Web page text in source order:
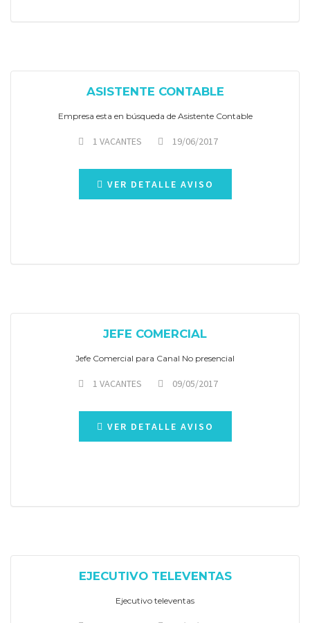
ASISTENTE CONTABLE
Empresa esta en búsqueda de Asistente Contable
1 VACANTES 19/06/2017
VER DETALLE AVISO
JEFE COMERCIAL
Jefe Comercial para Canal No presencial
1 VACANTES 09/05/2017
VER DETALLE AVISO
EJECUTIVO TELEVENTAS
Ejecutivo televentas